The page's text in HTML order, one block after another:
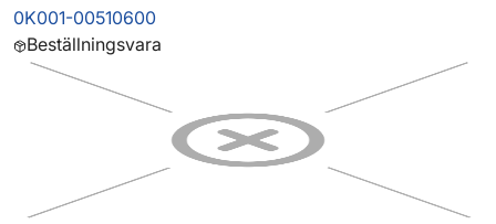
0K001-00510600
Beställningsvara